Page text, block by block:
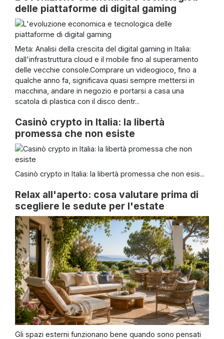
delle piattaforme di digital gaming
Meta: Analisi della crescita del digital gaming in Italia:
dall'infrastruttura cloud e il mobile fino al superamento
delle vecchie console.Comprare un videogioco, fino a
qualche anno fa, significava quasi sempre mettersi in
macchina, andare in negozio e portarsi a casa una
scatola di plastica con il disco dentr...
Casinò crypto in Italia: la libertà
promessa che non esiste
Casinò crypto in Italia: la libertà promessa che non esis...
Relax all'aperto: cosa valutare prima di
scegliere le sedute per l'estate
Gli spazi esterni funzionano bene quando sono pensati